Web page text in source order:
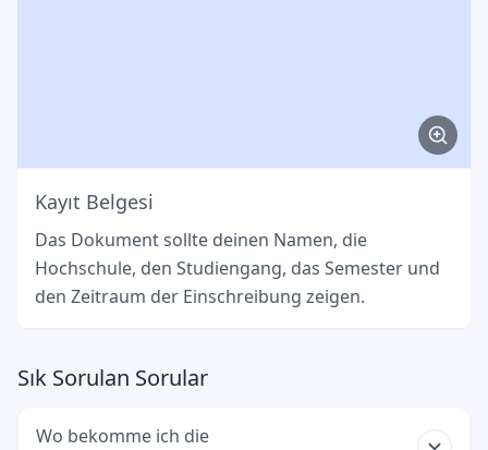
Kayıt Belgesi
Das Dokument sollte deinen Namen, die
Hochschule, den Studiengang, das Semester und
den Zeitraum der Einschreibung zeigen.
Sık Sorulan Sorular
Wo bekomme ich die